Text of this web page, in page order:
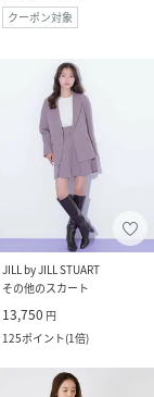
クーポン対象
JILL by JILL STUART
その他のスカート
13,750 円
125ポイント(1倍)